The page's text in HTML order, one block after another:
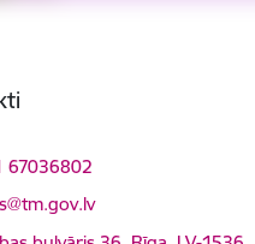
67036802